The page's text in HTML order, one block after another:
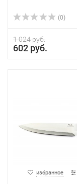
(0)
1 024 руб.
602 руб.
избранное